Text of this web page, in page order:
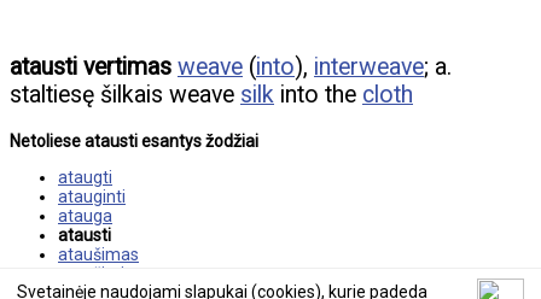
Svetainėje naudojami slapukai (cookies), kurie padeda
atausti vertimas weave (into), interweave; a.
staltiesę šilkais weave silk into the cloth
Netoliese atausti esantys žodžiai
ataugti
atauginti
atauga
atausti
ataušimas
ataušinti
ataušti